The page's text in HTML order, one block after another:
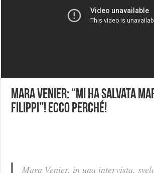
Mara Venier: “Mi ha salvata
Filippi”! Ecco perché!
Mara Venier, in una intervista,